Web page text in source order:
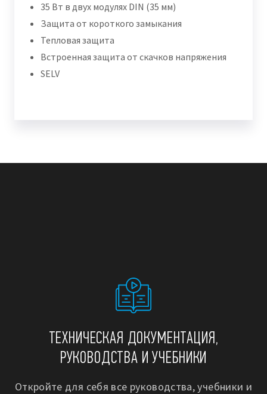
35 Вт в двух модулях DIN (35 мм)
Защита от короткого замыкания
Тепловая защита
Встроенная защита от скачков напряжения
SELV
ТЕХНИЧЕСКАЯ ДОКУМЕНТАЦИЯ,
РУКОВОДСТВА И УЧЕБНИКИ
Откройте для себя все руководства, учебники и